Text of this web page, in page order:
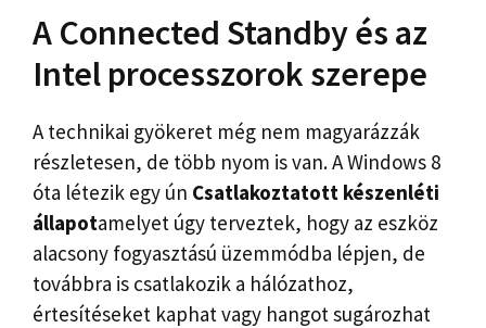
A Connected Standby és az
Intel processzorok szerepe
A technikai gyökeret még nem magyarázzák
részletesen, de több nyom is van. A Windows 8
óta létezik egy ún Csatlakoztatott készenléti
állapotamelyet úgy terveztek, hogy az eszköz
alacsony fogyasztású üzemmódba lépjen, de
továbbra is csatlakozik a hálózathoz,
értesítéseket kaphat vagy hangot sugározhat